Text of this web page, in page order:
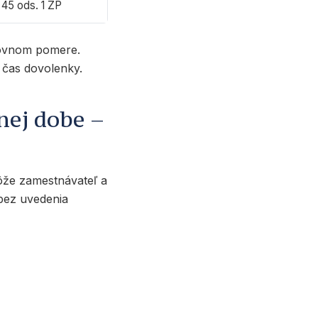
ods. 1 ZP
pomere.
dovolenky.
dobe –
zamestnávateľ a
uvedenia